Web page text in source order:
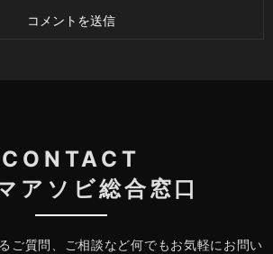
CONTACT
アソビ総合窓口
ご質問、ご相談など何でもお気軽にお問い